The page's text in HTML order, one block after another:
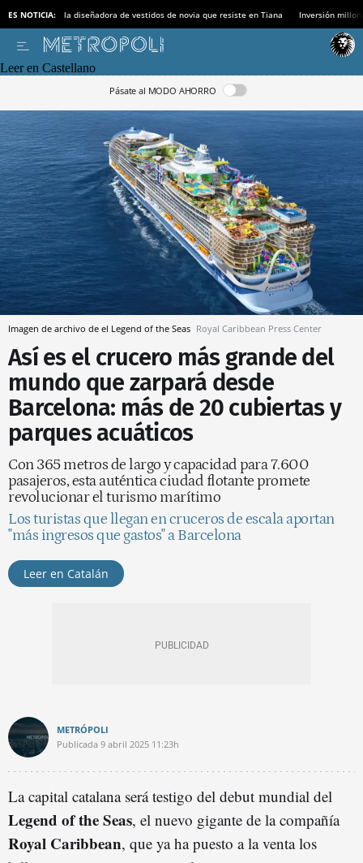
ES NOTICIA: la diseñadora de vestidos de novia que resiste en Tiana Inversión
Leer en Castellano
Pásate al MODO AHORRO
Imagen de archivo de el Legend of the Seas Royal Caribbean Press Center
Así es el crucero más grande del
mundo que zarpará desde
Barcelona: más de 20 cubiertas y
parques acuáticos
Con 365 metros de largo y capacidad para 7.600
pasajeros, esta auténtica ciudad flotante promete
revolucionar el turismo marítimo
Los turistas que llegan en cruceros de escala aportan
"más ingresos que gastos" a Barcelona
Leer en Catalán
METRÓPOLI
Publicada 9 abril 2025 11:23h
La capital catalana será testigo del debut mundial del
Legend of the Seas, el nuevo gigante de la compañía
Royal Caribbean, que ya ha puesto a la venta los